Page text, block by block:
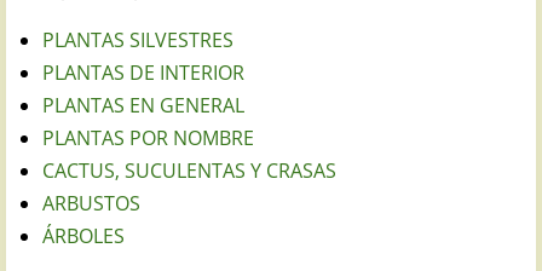
PLANTAS SILVESTRES
PLANTAS DE INTERIOR
PLANTAS EN GENERAL
PLANTAS POR NOMBRE
CACTUS, SUCULENTAS Y CRASAS
ARBUSTOS
ÁRBOLES